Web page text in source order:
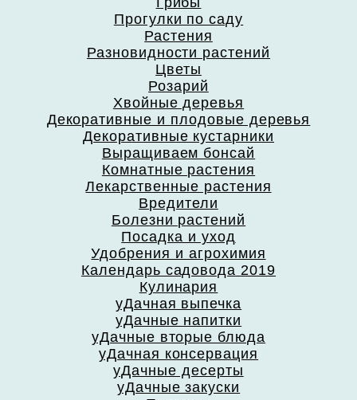
Прогулки по саду
Растения
Разновидности растений
Цветы
Розарий
Хвойные деревья
Декоративные и плодовые деревья
Декоративные кустарники
Выращиваем бонсай
Комнатные растения
Лекарственные растения
Вредители
Болезни растений
Посадка и уход
Удобрения и агрохимия
Календарь садовода 2019
Кулинария
уДачная выпечка
уДачные напитки
уДачные вторые блюда
уДачная консервация
уДачные десерты
уДачные закуски